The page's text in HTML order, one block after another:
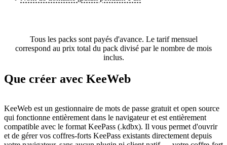
Tous les packs sont payés d'avance. Le tarif mensuel
correspond au prix total du pack divisé par le nombre de mois
inclus.
Que créer avec KeeWeb
KeeWeb est un gestionnaire de mots de passe gratuit et open source
qui fonctionne entièrement dans le navigateur et est entièrement
compatible avec le format KeePass (.kdbx). Il vous permet d'ouvrir
et de gérer vos coffres-forts KeePass existants directement depuis